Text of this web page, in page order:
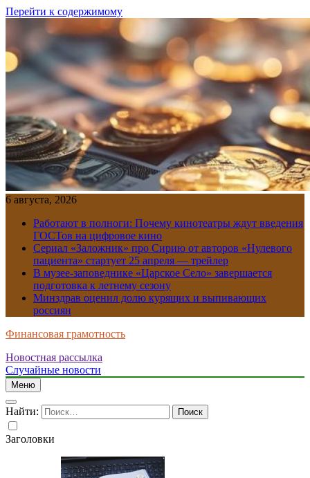
Перейти к содержимому
6 августа, 2026
Работают в полноги: Почему кинотеатры ждут введения
ГОСТов на цифровое кино
Сериал «Заложник» про Сирию от авторов «Нулевого
пациента» стартует 25 апреля — трейлер
В музее-заповеднике «Царское Село» завершается
подготовка к летнему сезону
Минздрав оценил долю курящих и выпивающих
россиян
Финансовая грамотность
Новостная рассылка
Случайные новости
Меню
Найти:
Заголовки